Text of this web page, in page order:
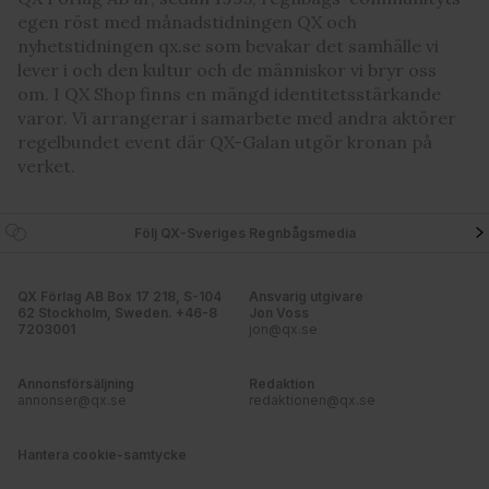
egen röst med månadstidningen QX och
nyhetstidningen qx.se som bevakar det samhälle vi
lever i och den kultur och de människor vi bryr oss
om. I QX Shop finns en mängd identitetsstärkande
varor. Vi arrangerar i samarbete med andra aktörer
regelbundet event där QX-Galan utgör kronan på
verket.
Följ QX-Sveriges Regnbågsmedia
QX Förlag AB Box 17 218, S-104
62 Stockholm, Sweden. +46-8
7203001
Ansvarig utgivare
Jon Voss
jon@qx.se
Annonsförsäljning
annonser@qx.se
Redaktion
redaktionen@qx.se
Hantera cookie-samtycke